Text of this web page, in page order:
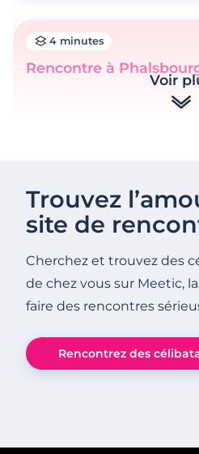
Rencontrez des
4 minutes
Rencontre à
3 minutes
Voir
Trouvez
site de
Cherchez et trouvez des
de chez vous sur Meetic,
faire des rencontres
Rencontrez des